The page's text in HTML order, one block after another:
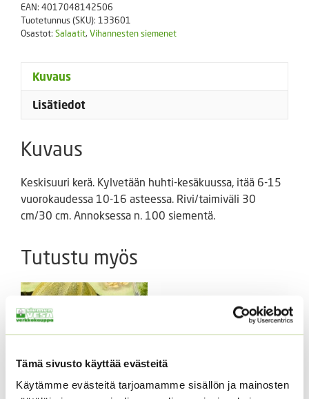
Tämä sivusto käyttää evästeitä
Käytämme evästeitä tarjoamamme sisällön ja mainosten
EAN: 4017048142506
Tuotetunnus (SKU): 133601
Osastot: Salaatit, Vihannesten siemenet
Kuvaus
Lisätiedot
Kuvaus
Keskisuuri kerä. Kylvetään huhti-kesäkuussa, itää 6-15
vuorokaudessa 10-16 asteessa. Rivi/taimiväli 30
cm/30 cm. Annoksessa n. 100 siementä.
Tutustu myös